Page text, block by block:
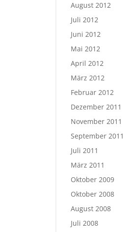
August 2012
Juli 2012
Juni 2012
Mai 2012
April 2012
März 2012
Februar 2012
Dezember 2011
November 2011
September 2011
Juli 2011
März 2011
Oktober 2009
Oktober 2008
August 2008
Juli 2008